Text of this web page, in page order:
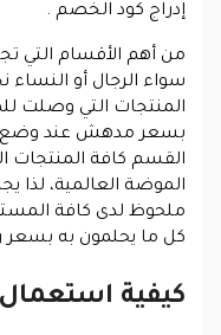
إدراج كود الخصم .
من أهم الأقسام التي
سواء الرجال أو
المنتجات التي وصلت
بسعر مدهش عند وضع
القسم كافة المنتجات
الموضة العالمية، لذا
ملحوظ لدى كافة
كل ما يحلمون به
كيفية